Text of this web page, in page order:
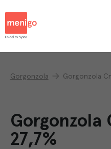
Gorgonzola Gorgonzola
Gorgonzola
27,7%